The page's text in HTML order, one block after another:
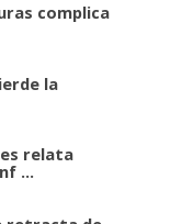
complica
la
relata
...